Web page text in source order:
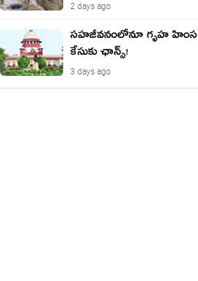
2 days ago
సహజీవనంలోనూ గృహ హింస
కేసుకు ఛాన్స్!
3 days ago